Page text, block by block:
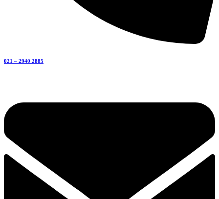
021 – 2940 2885